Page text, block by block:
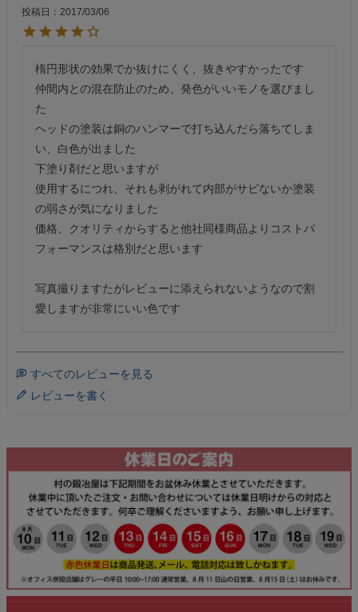
投稿日 2017/03/06
楕円形状の効果でか抜けにくく、抜きやすかったです
仲間内との混在防止のため、発色がいいモノを選びまし
た
ヘッドの塗装は銅のハンマーで打ち込んだら落ちてしま
い、白色が出ました
下塗り剤だと思いますが
使用するにつれ、それも剥がれて内部がサビないか塗装
の弱さが気になりました
価格、クオリティからすると他社同様商品よりコストパ
フォーマンスは格別だと思います
写真撮りますたがレビューに添えられないようなので割
すべてのレビューを見る
レビューを書く